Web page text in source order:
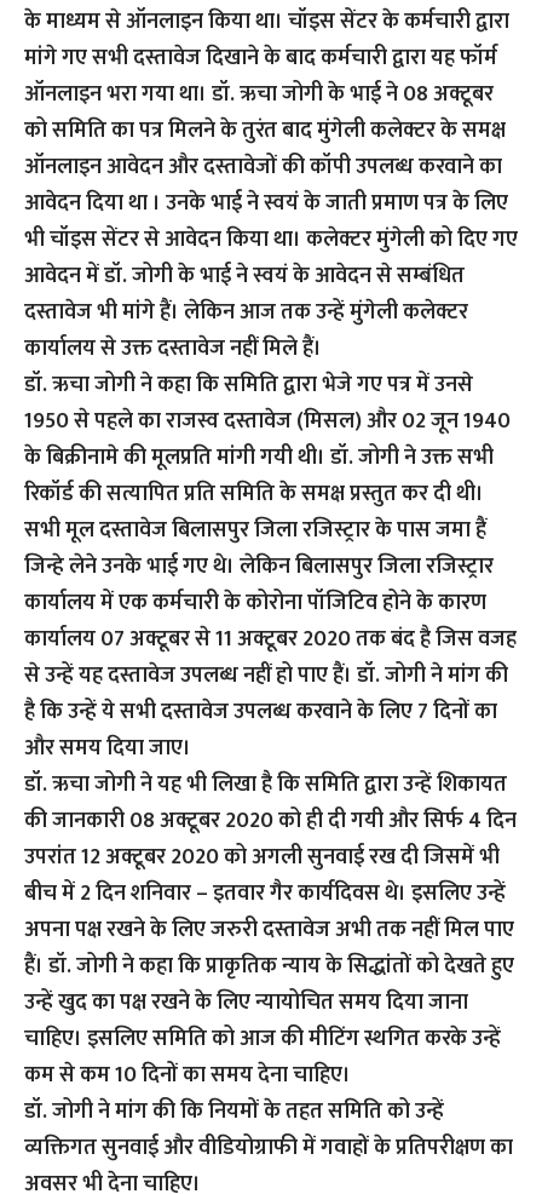
के माध्यम से ऑनलाइन किया था। चॉइस सेंटर के कर्मचारी द्वारा
मांगे गए सभी दस्तावेज दिखाने के बाद कर्मचारी द्वारा यह फॉर्म
ऑनलाइन भरा गया था। डॉ. ऋचा जोगी के भाई ने 08 अक्टूबर
को समिति का पत्र मिलने के तुरंत बाद मुंगेली कलेक्टर के समक्ष
ऑनलाइन आवेदन और दस्तावेजों की कॉपी उपलब्ध करवाने का
आवेदन दिया था । उनके भाई ने स्वयं के जाती प्रमाण पत्र के लिए
भी चॉइस सेंटर से आवेदन किया था। कलेक्टर मुंगेली को दिए गए
आवेदन में डॉ. जोगी के भाई ने स्वयं के आवेदन से सम्बंधित
दस्तावेज भी मांगे हैं। लेकिन आज तक उन्हें मुंगेली कलेक्टर
कार्यालय से उक्त दस्तावेज नहीं मिले हैं।
डॉ. ऋचा जोगी ने कहा कि समिति द्वारा भेजे गए पत्र में उनसे
1950 से पहले का राजस्व दस्तावेज (मिसल) और 02 जून 1940
के बिक्रीनामे की मूलप्रति मांगी गयी थी। डॉ. जोगी ने उक्त सभी
रिकॉर्ड की सत्यापित प्रति समिति के समक्ष प्रस्तुत कर दी थी।
सभी मूल दस्तावेज बिलासपुर जिला रजिस्ट्रार के पास जमा हैं
जिन्हे लेने उनके भाई गए थे। लेकिन बिलासपुर जिला रजिस्ट्रार
कार्यालय में एक कर्मचारी के कोरोना पॉजिटिव होने के कारण
कार्यालय 07 अक्टूबर से 11 अक्टूबर 2020 तक बंद है जिस वजह
से उन्हें यह दस्तावेज उपलब्ध नहीं हो पाए हैं। डॉ. जोगी ने मांग की
है कि उन्हें ये सभी दस्तावेज उपलब्ध करवाने के लिए 7 दिनों का
और समय दिया जाए।
डॉ. ऋचा जोगी ने यह भी लिखा है कि समिति द्वारा उन्हें शिकायत
की जानकारी 08 अक्टूबर 2020 को ही दी गयी और सिर्फ 4 दिन
उपरांत 12 अक्टूबर 2020 को अगली सुनवाई रख दी जिसमें भी
बीच में 2 दिन शनिवार – इतवार गैर कार्यदिवस थे। इसलिए उन्हें
अपना पक्ष रखने के लिए जरुरी दस्तावेज अभी तक नहीं मिल पाए
हैं। डॉ. जोगी ने कहा कि प्राकृतिक न्याय के सिद्धांतों को देखते हुए
उन्हें खुद का पक्ष रखने के लिए न्यायोचित समय दिया जाना
चाहिए। इसलिए समिति को आज की मीटिंग स्थगित करके उन्हें
कम से कम 10 दिनों का समय देना चाहिए।
डॉ. जोगी ने मांग की कि नियमों के तहत समिति को उन्हें
व्यक्तिगत सुनवाई और वीडियोग्राफी में गवाहों के प्रतिपरीक्षण का
अवसर भी देना चाहिए।